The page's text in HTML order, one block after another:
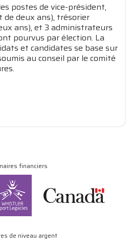
postes de vice-président,
deux ans), trésorier
ans), et 3 administrateurs
pourvus par élection. La
et candidates se base sur
au conseil par le comité
financiers
de niveau argent